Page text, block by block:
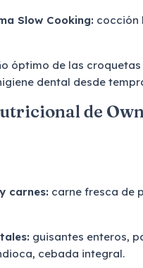
Slow Cooking: cocción
óptimo de las
dental desde
de
carnes: carne fresca de
guisantes enteros,
cebada integral.